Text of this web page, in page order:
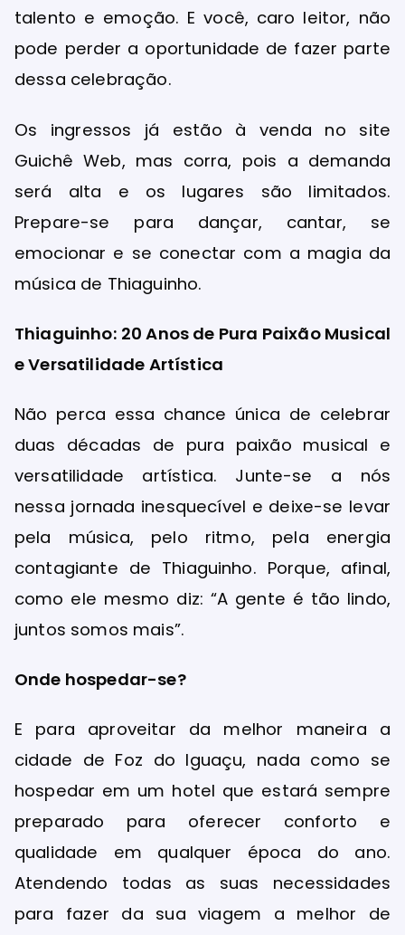
talento e emoção. E você, caro leitor, não
pode perder a oportunidade de fazer parte
dessa celebração.
Os ingressos já estão à venda no site
Guichê Web, mas corra, pois a demanda
será alta e os lugares são limitados.
Prepare-se para dançar, cantar, se
emocionar e se conectar com a magia da
música de Thiaguinho.
Thiaguinho: 20 Anos de Pura Paixão Musical
e Versatilidade Artística
Não perca essa chance única de celebrar
duas décadas de pura paixão musical e
versatilidade artística. Junte-se a nós
nessa jornada inesquecível e deixe-se levar
pela música, pelo ritmo, pela energia
contagiante de Thiaguinho. Porque, afinal,
como ele mesmo diz: “A gente é tão lindo,
juntos somos mais”.
Onde hospedar-se?
E para aproveitar da melhor maneira a
cidade de Foz do Iguaçu, nada como se
hospedar em um hotel que estará sempre
preparado para oferecer conforto e
qualidade em qualquer época do ano.
Atendendo todas as suas necessidades
para fazer da sua viagem a melhor de